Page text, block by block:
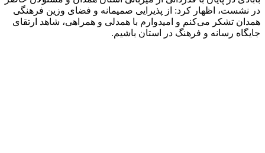
در نشست، اظهار کرد: از پذیرایی صمیمانه و فضای وزین فرهنگی
همدان تشکر می‌کنم و امیدوارم با همدلی و همراهی، شاهد ارتقای
جایگاه رسانه و فرهنگ در استان باشیم.